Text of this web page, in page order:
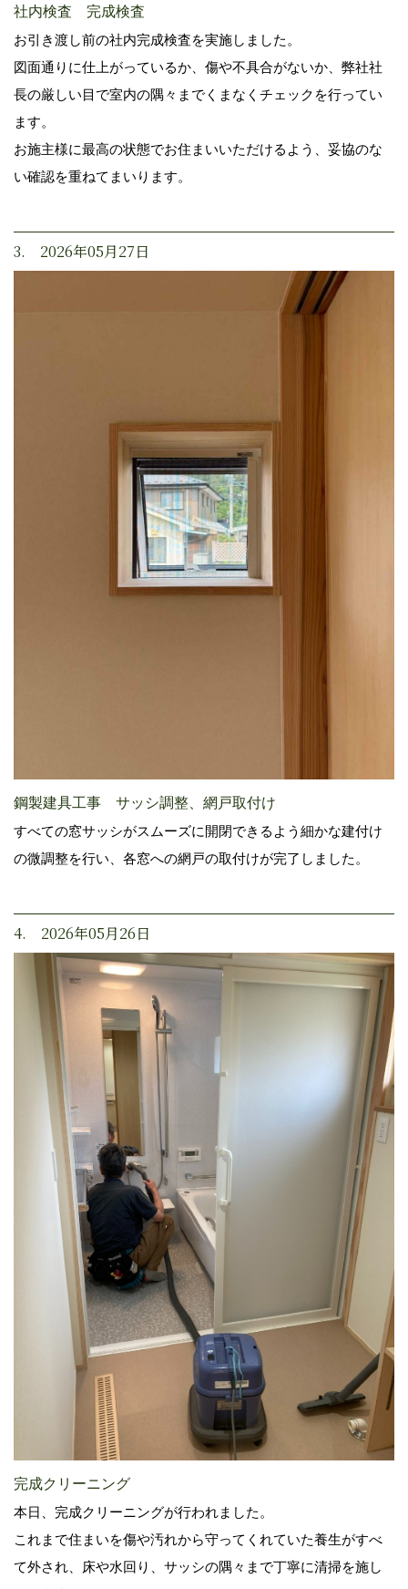
社内検査 完成検査
お引き渡し前の社内完成検査を実施しました。
図面通りに仕上がっているか、傷や不具合がないか、弊社社
長の厳しい目で室内の隅々までくまなくチェックを行ってい
ます。
お施主様に最高の状態でお住まいいただけるよう、妥協のな
い確認を重ねてまいります。
3. 2026年05月27日
鋼製建具工事 サッシ調整、網戸取付け
すべての窓サッシがスムーズに開閉できるよう細かな建付け
の微調整を行い、各窓への網戸の取付けが完了しました。
4. 2026年05月26日
完成クリーニング
本日、完成クリーニングが行われました。
これまで住まいを傷や汚れから守ってくれていた養生がすべ
て外され、床や水回り、サッシの隅々まで丁寧に清掃を施し